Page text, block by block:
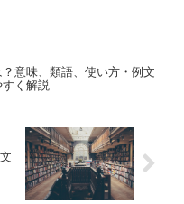
意味、類語、使い方・例文
すく解説